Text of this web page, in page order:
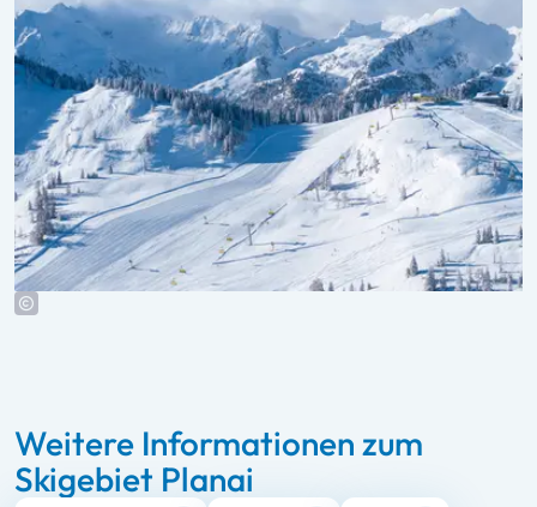
Weitere Informationen zum
Skigebiet Planai